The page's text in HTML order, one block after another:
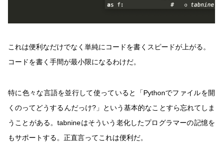
これは便利なだけでなく単純にコードを書くスピードが上がる。
コードを書く手間が最小限になるわけだ。
特に色々な言語を並行して使っていると「Pythonでファイルを開
くのってどうするんだっけ?」という基本的なことすら忘れてしま
うことがある。tabnineはそういう老化したプログラマーの記憶を
もサポートする。正直言ってこれは便利だ。